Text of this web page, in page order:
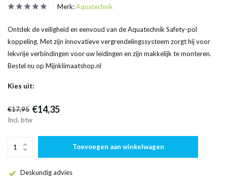
Merk:Aquatechnik
Ontdek de veiligheid en eenvoud van de Aquatechnik Safety-pol
koppeling. Met zijn innovatieve vergrendelingssysteem zorgt hij voor
lekvrije verbindingen voor uw leidingen en zijn makkelijk te monteren.
Bestel nu op Mijnklimaatshop.nl
Kies uit:
€17,95 €14,35
Incl. btw
Toevoegen aan winkelwagen
Deskundig advies